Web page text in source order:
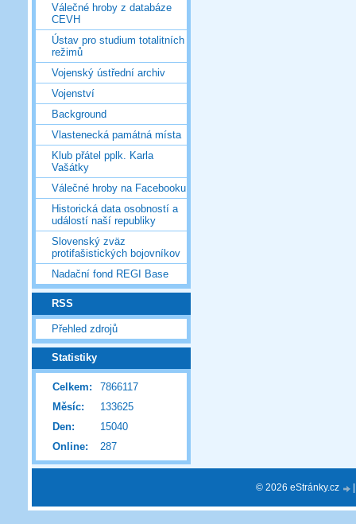
Válečné hroby z databáze
CEVH
Ústav pro studium totalitních
režimů
Vojenský ústřední archiv
Vojenství
Background
Vlastenecká památná místa
Klub přátel pplk. Karla
Vašátky
Válečné hroby na Facebooku
Historická data osobností a
událostí naší republiky
Slovenský zväz
protifašistických bojovníkov
Nadační fond REGI Base
RSS
Přehled zdrojů
Statistiky
Online: 287
Celkem:
7866117
Měsíc:
133625
Den:
15040
© 2026 eStránky.cz